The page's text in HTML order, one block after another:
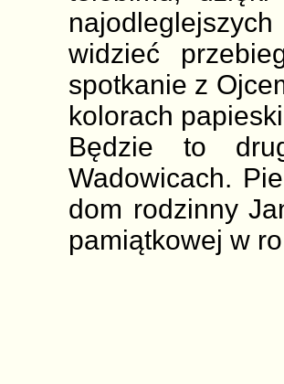
widzieć
spotkanie z
kolorach
Będzie to
Wadowicach.
dom rodzinny
pamiątkowej w